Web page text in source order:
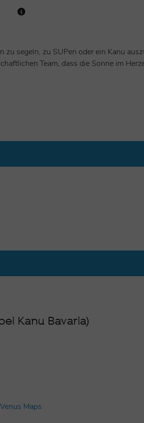
segeln, zu SUPen oder ein Kanu
Team, dass die Sonne im
Kanu Bavaria)